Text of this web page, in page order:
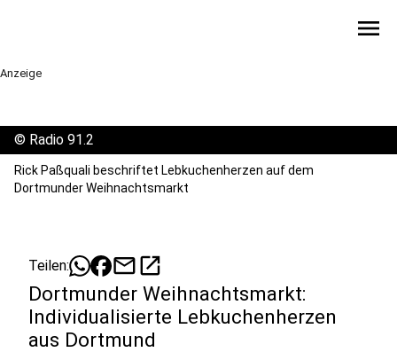
menu
Anzeige
© Radio 91.2
Rick Paßquali beschriftet Lebkuchenherzen auf dem
Dortmunder Weihnachtsmarkt
Teilen: mailopen_in_new
Dortmunder Weihnachtsmarkt:
Individualisierte Lebkuchenherzen
aus Dortmund